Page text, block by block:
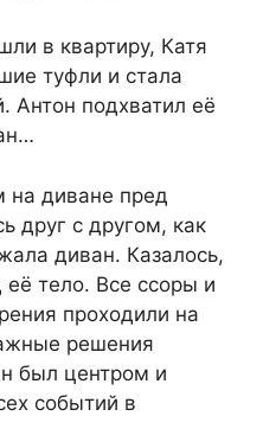
в квартиру, Катя
туфли и стала
Антон подхватил её
на диване пред
друг с другом, как
диван. Казалось,
её тело. Все ссоры и
проходили на
решения
был центром и
событий в